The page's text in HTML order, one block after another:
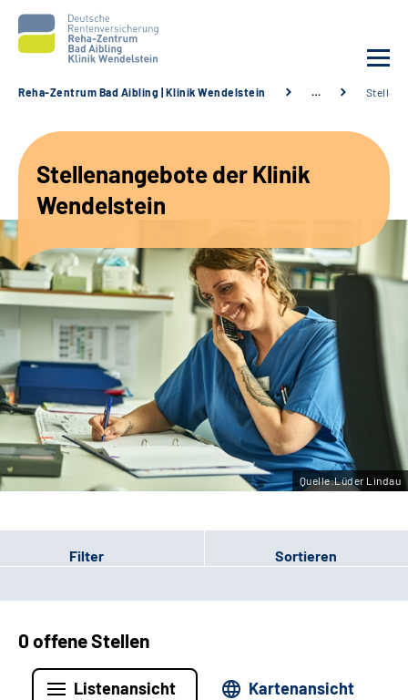
Unsere Angebote
Karriere
Sozialdienste & Zuweisende
Suche
Leichte Sprache
Gebärdensprache
Reha-Zentrum Bad Aibling | Klinik Wendelstein …
Stellenangebote der Klinik
Wendelstein
Quelle:Lüder Lindau
Filter Sortieren
0 offene Stellen
Listenansicht Kartenansicht